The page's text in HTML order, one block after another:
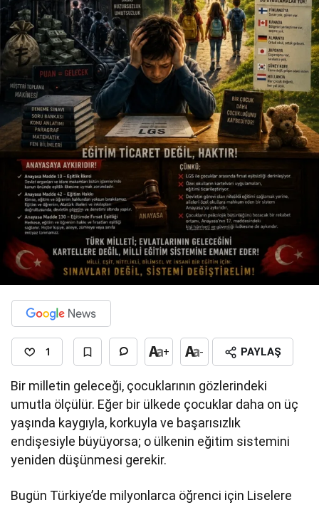
1 + - PAYLAŞ
Bir milletin geleceği, çocuklarının gözlerindeki
umutla ölçülür. Eğer bir ülkede çocuklar daha on üç
yaşında kaygıyla, korkuyla ve başarısızlık
endişesiyle büyüyorsa; o ülkenin eğitim sistemini
yeniden düşünmesi gerekir.
Bugün Türkiye’de milyonlarca öğrenci için Liselere